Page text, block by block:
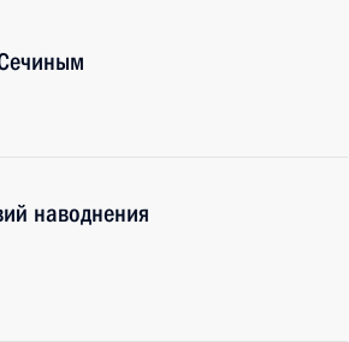
наводнения